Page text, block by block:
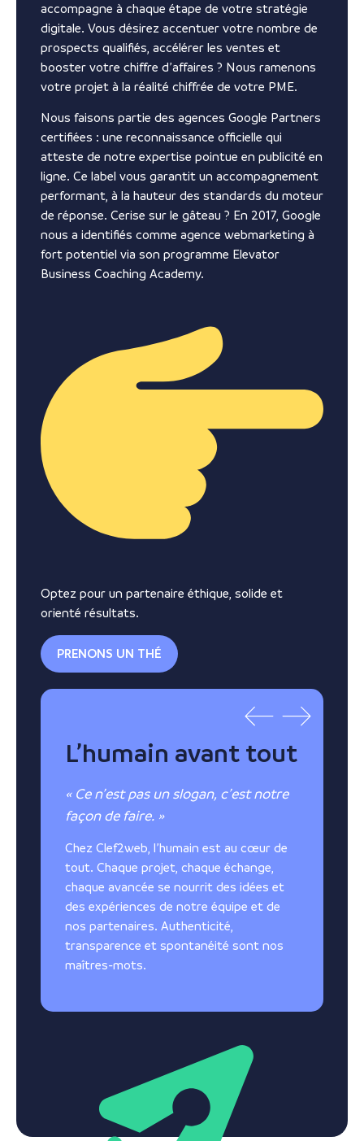
accompagne à chaque étape de votre stratégie
digitale. Vous désirez accentuer votre nombre de
prospects qualifiés, accélérer les ventes et
booster votre chiffre d’affaires ? Nous ramenons
votre projet à la réalité chiffrée de votre PME.
Nous faisons partie des agences Google Partners
certifiées : une reconnaissance officielle qui
atteste de notre expertise pointue en publicité en
ligne. Ce label vous garantit un accompagnement
performant, à la hauteur des standards du moteur
de réponse. Cerise sur le gâteau ? En 2017, Google
nous a identifiés comme agence webmarketing à
fort potentiel via son programme Elevator
Business Coaching Academy.
Optez pour un partenaire éthique, solide et
orienté résultats.
PRENONS UN THÉ
L’humain avant tout
« Ce n’est pas un slogan, c’est notre
façon de faire. »
Chez Clef2web, l’humain est au cœur de
tout. Chaque projet, chaque échange,
chaque avancée se nourrit des idées et
des expériences de notre équipe et de
nos partenaires. Authenticité,
transparence et spontanéité sont nos
maîtres-mots.